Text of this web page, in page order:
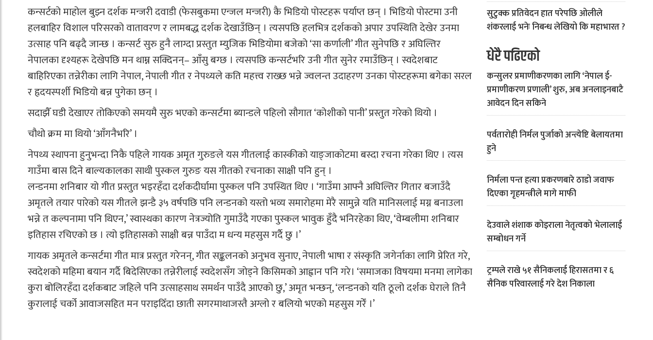
कन्सर्टको माहोल बुझ्न दर्शक मन्जरी दवाडी (फेसबुकमा एन्जल मन्जरी) कै भिडियो पोस्टहरू पर्याप्त छन् । भिडियो पोस्टमा उनी
हलबाहिर विशाल परिसरको वातावरण र लामबद्ध दर्शक देखाउँछिन् । त्यसपछि हलभित्र दर्शकको अपार उपस्थिति देखेर उनमा
उत्साह पनि बढ्दै जान्छ । कन्सर्ट सुरु हुनै लाग्दा प्रस्तुत म्युजिक भिडियोमा बजेको ‘सा कर्णाली’ गीत सुनेपछि र अघिल्तिर
नेपालका दृश्यहरू देखेपछि मन थाम्न सक्दिनन्– आँसु बग्छ । त्यसपछि कन्सर्टभरि उनी गीत सुनेर रमाउँछिन् । स्वदेशबाट
बाहिरिएका तन्नेरीका लागि नेपाल, नेपाली गीत र नेपथ्यले कति महत्त्व राख्छ भन्ने ज्वलन्त उदाहरण उनका पोस्टहरूमा बगेका सरल
र हृदयस्पर्शी भिडियो बन्न पुगेका छन् ।
सदाझैँ घडी देखाएर तोकिएको समयमै सुरु भएको कन्सर्टमा ब्यान्डले पहिलो सौगात ‘कोशीको पानी’ प्रस्तुत गरेको थियो ।
चौथो क्रम मा थियो ‘आँगनैभरि’ ।
नेपथ्य स्थापना हुनुभन्दा निकै पहिले गायक अमृत गुरुङले यस गीतलाई कास्कीको याङ्जाकोटमा बस्दा रचना गरेका थिए । त्यस
गाउँमा बास दिने बाल्यकालका साथी पुस्कल गुरुङ यस गीतको रचनाका साक्षी पनि हुन् ।
लन्डनमा शनिबार यो गीत प्रस्तुत भइरहँदा दर्शकदीर्घामा पुस्कल पनि उपस्थित थिए । ‘गाउँमा आफ्नै अघिल्तिर गितार बजाउँदै
अमृतले तयार पारेको यस गीतले झन्डै ३५ वर्षपछि पनि लन्डनको यस्तो भव्य समारोहमा मेरै सामुन्ने यति मानिसलाई मग्न बनाउला
भन्ने त कल्पनामा पनि थिएन,’ स्वास्थका कारण नेत्रज्योति गुमाउँदै गएका पुस्कल भावुक हुँदै भनिरहेका थिए, ‘वेम्बलीमा शनिबार
इतिहास रचिएको छ । त्यो इतिहासको साक्षी बन्न पाउँदा म धन्य महसुस गर्दै छु ।’
गायक अमृतले कन्सर्टमा गीत मात्र प्रस्तुत गरेनन्, गीत सङ्कलनको अनुभव सुनाए, नेपाली भाषा र संस्कृति जगेर्नाका लागि प्रेरित गरे,
स्वदेशको महिमा बयान गर्दै बिदेसिएका तन्नेरीलाई स्वदेशसँग जोड्ने किसिमको आह्वान पनि गरे। ‘समाजका विषयमा मनमा लागेका
कुरा बोलिरहँदा दर्शकबाट जहिले पनि उत्साहसाथ समर्थन पाउँदै आएको छु,’ अमृत भन्छन्, ‘लन्डनको यति ठूलो दर्शक घेराले तिनै
कुरालाई चर्को आवाजसहित मन पराइदिँदा छाती सगरमाथाजस्तै अग्लो र बलियो भएको महसुस गरेँ ।’
सुटुक्क प्रतिवेदन हात परेपछि ओलीले
शंकरलाई भनेः निबन्ध लेखियो कि महाभारत ?
धेरै पढिएको
कन्सुलर प्रमाणीकरणका लागि ‘नेपाल ई-
प्रमाणीकरण प्रणाली’ शुरु, अब अनलाइनबाटै
आवेदन दिन सकिने
पर्वतारोही निर्मल पुर्जाको अन्त्येष्टि बेलायतमा
हुने
निर्मला पन्त हत्या प्रकरणबारे ठाडो जवाफ
दिएका गृहमन्त्रीले मागे माफी
देउवाले शंशाक कोइराला नेतृत्वको भेलालाई
सम्बोधन गर्ने
ट्रम्पले राखे ५१ सैनिकलाई हिरासतमा र ६
सैनिक परिवारलाई गरे देश निकाला